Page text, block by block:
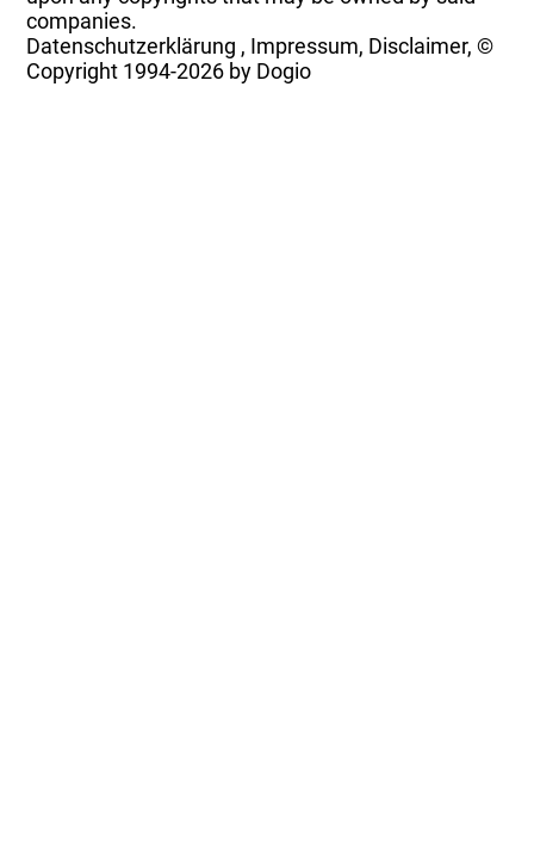
companies.
Datenschutzerklärung , Impressum, Disclaimer, ©
Copyright 1994-2026 by Dogio